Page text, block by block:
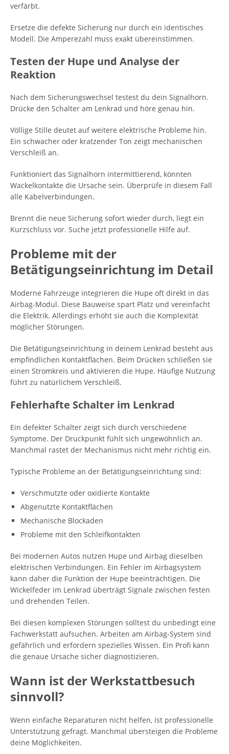
verfärbt.
Ersetze die defekte Sicherung nur durch ein identisches
Modell. Die Amperezahl muss exakt übereinstimmen.
Testen der Hupe und Analyse der
Reaktion
Nach dem Sicherungswechsel testest du dein Signalhorn.
Drücke den Schalter am Lenkrad und höre genau hin.
Völlige Stille deutet auf weitere elektrische Probleme hin.
Ein schwacher oder kratzender Ton zeigt mechanischen
Verschleiß an.
Funktioniert das Signalhorn intermittierend, könnten
Wackelkontakte die Ursache sein. Überprüfe in diesem Fall
alle Kabelverbindungen.
Brennt die neue Sicherung sofort wieder durch, liegt ein
Kurzschluss vor. Suche jetzt professionelle Hilfe auf.
Probleme mit der
Betätigungseinrichtung im Detail
Moderne Fahrzeuge integrieren die Hupe oft direkt in das
Airbag-Modul. Diese Bauweise spart Platz und vereinfacht
die Elektrik. Allerdings erhöht sie auch die Komplexität
möglicher Störungen.
Die Betätigungseinrichtung in deinem Lenkrad besteht aus
empfindlichen Kontaktflächen. Beim Drücken schließen sie
einen Stromkreis und aktivieren die Hupe. Häufige Nutzung
führt zu natürlichem Verschleiß.
Fehlerhafte Schalter im Lenkrad
Ein defekter Schalter zeigt sich durch verschiedene
Symptome. Der Druckpunkt fühlt sich ungewöhnlich an.
Manchmal rastet der Mechanismus nicht mehr richtig ein.
Typische Probleme an der Betätigungseinrichtung sind:
Verschmutzte oder oxidierte Kontakte
Abgenutzte Kontaktflächen
Mechanische Blockaden
Probleme mit den Schleifkontakten
Bei modernen Autos nutzen Hupe und Airbag dieselben
elektrischen Verbindungen. Ein Fehler im Airbagsystem
kann daher die Funktion der Hupe beeinträchtigen. Die
Wickelfeder im Lenkrad überträgt Signale zwischen festen
und drehenden Teilen.
Bei diesen komplexen Störungen solltest du unbedingt eine
Fachwerkstatt aufsuchen. Arbeiten am Airbag-System sind
gefährlich und erfordern spezielles Wissen. Ein Profi kann
die genaue Ursache sicher diagnostizieren.
Wann ist der Werkstattbesuch
sinnvoll?
Wenn einfache Reparaturen nicht helfen, ist professionelle
Unterstützung gefragt. Manchmal übersteigen die Probleme
deine Möglichkeiten.